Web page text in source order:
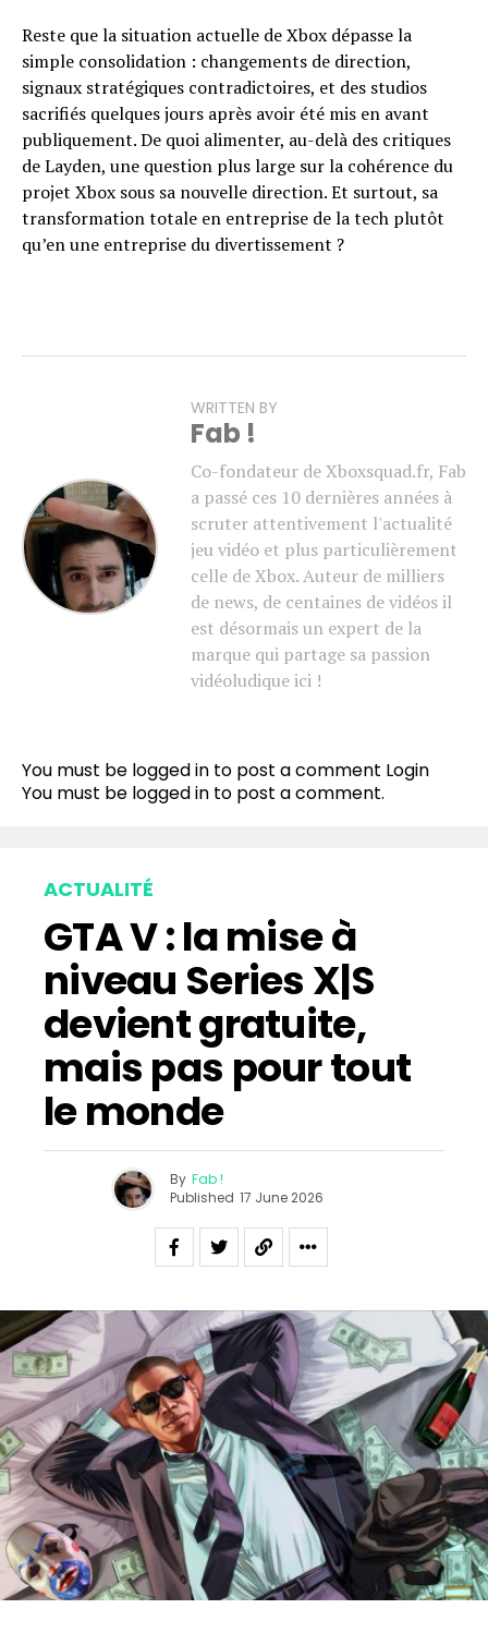
Reste que la situation actuelle de Xbox dépasse la
simple consolidation : changements de direction,
signaux stratégiques contradictoires, et des studios
sacrifiés quelques jours après avoir été mis en avant
publiquement. De quoi alimenter, au-delà des critiques
de Layden, une question plus large sur la cohérence du
projet Xbox sous sa nouvelle direction. Et surtout, sa
transformation totale en entreprise de la tech plutôt
qu’en une entreprise du divertissement ?
WRITTEN BY
Fab !
Co-fondateur de Xboxsquad.fr, Fab
a passé ces 10 dernières années à
scruter attentivement l'actualité
jeu vidéo et plus particulièrement
celle de Xbox. Auteur de milliers
de news, de centaines de vidéos il
est désormais un expert de la
marque qui partage sa passion
vidéoludique ici !
You must be logged in to post a comment Login
You must be logged in to post a comment.
ACTUALITÉ
GTA V : la mise à
niveau Series X|S
devient gratuite,
mais pas pour tout
le monde
By Fab !
Published 17 June 2026